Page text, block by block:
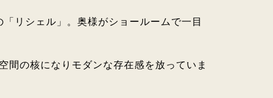
リシェル」。奥様がショールームで一目
間の核になりモダンな存在感を放っていま